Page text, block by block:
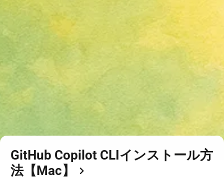
GitHub Copilot CLIインストール方
法【Mac】